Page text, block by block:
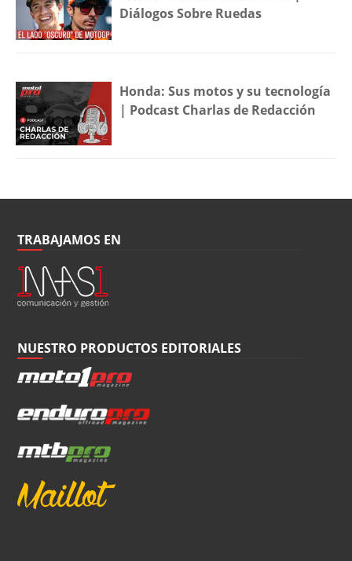
Diálogos Sobre Ruedas
Honda: Sus motos y su tecnología
| Podcast Charlas de Redacción
TRABAJAMOS EN
NUESTRO PRODUCTOS EDITORIALES